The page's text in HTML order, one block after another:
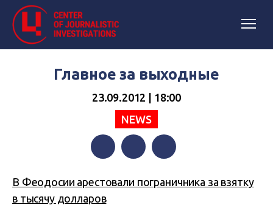
Главное за выходные
23.09.2012 | 18:00
NEWS
В Феодосии арестовали пограничника за взятку
в тысячу долларов